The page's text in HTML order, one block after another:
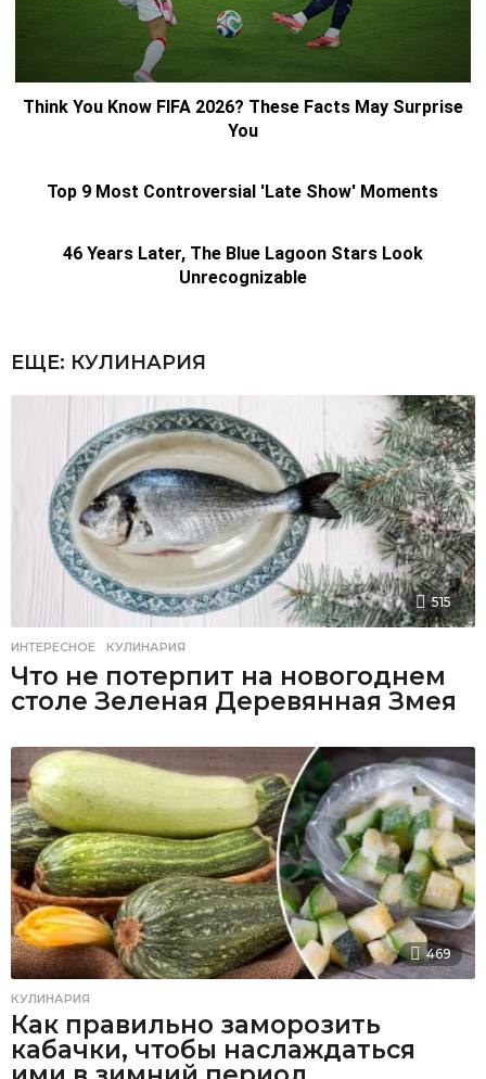
ЕЩЕ: КУЛИНАРИЯ
515
ИНТЕРЕСНОЕ ,КУЛИНАРИЯ
Что не потерпит на новогоднем
столе Зеленая Деревянная Змея
469
КУЛИНАРИЯ
Как правильно заморозить
кабачки, чтобы наслаждаться